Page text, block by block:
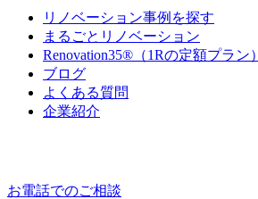
リノベーション事例を探す
まるごとリノベーション
Renovation35®（1Rの定額プラン）
ブログ
よくある質問
企業紹介
お電話でのご相談